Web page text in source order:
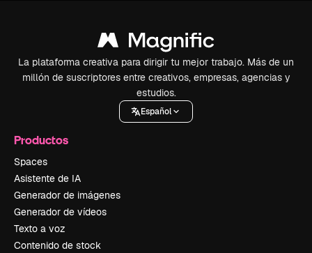
La plataforma creativa para dirigir tu mejor trabajo. Más de un
millón de suscriptores entre creativos, empresas, agencias y
estudios.
Español
Productos
Spaces
Asistente de IA
Generador de imágenes
Generador de vídeos
Texto a voz
Contenido de stock